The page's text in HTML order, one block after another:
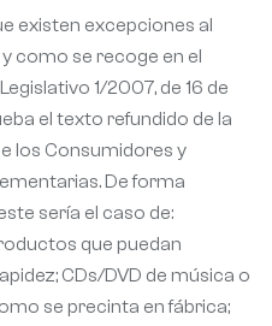
existen excepciones al
como se recoge en el
1/2007, de 16 de
el texto refundido de la
los Consumidores y
De forma
sería el caso de:
que puedan
CDs/DVD de música o
se precinta en fábrica;